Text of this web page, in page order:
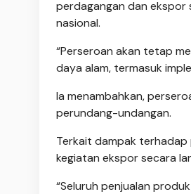
perdagangan dan ekspor
nasional.
“Perseroan akan tetap
daya alam, termasuk
Ia menambahkan,
perundang-undangan.
Terkait dampak terhadap
kegiatan ekspor secara
“Seluruh penjualan